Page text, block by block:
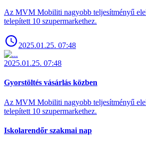
Az MVM Mobiliti nagyobb teljesítményű
telepített 10 szupermarkethez.
2025.01.25. 07:48
2025.01.25. 07:48
Gyorstöltés vásárlás közben
Az MVM Mobiliti nagyobb teljesítményű
telepített 10 szupermarkethez.
Iskolarendőr szakmai nap